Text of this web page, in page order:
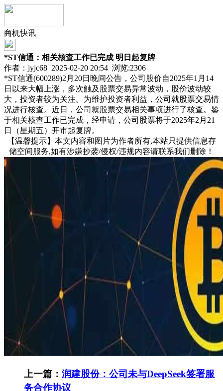
商机快讯
*ST信通：相关核查工作已完成 明日起复牌
作者：jyjc68 2025-02-20 20:54 浏览:2306
*ST信通(600289)2月20日晚间公告，公司股价自2025年1月14
日以来大幅上涨，多次触及股票交易异常波动，股价波动较
大，投资者较为关注。为维护投资者利益，公司就股票交易情
况进行核查。近日，公司就股票交易相关事项进行了核查。鉴
于相关核查工作已完成，经申请，公司股票将于2025年2月21
日（星期五）开市起复牌。
【温馨提示】本文内容和图片为作者所有,本站只提供信息存
储空间服务,如有涉嫌抄袭/侵权/违规内容请联系我们删除！
上一篇： 润建股份：公司未与DeepSeek签署服
务合作协议